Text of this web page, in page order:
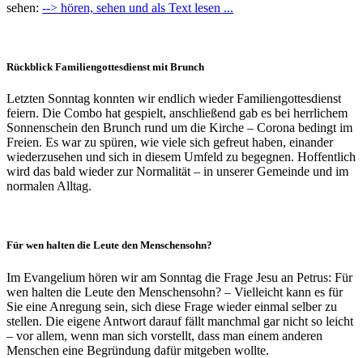
sehen: --> hören, sehen und als Text lesen ...
Rückblick Familiengottesdienst mit Brunch
Letzten Sonntag konnten wir endlich wieder Familiengottesdienst
feiern. Die Combo hat gespielt, anschließend gab es bei herrlichem
Sonnenschein den Brunch rund um die Kirche – Corona bedingt im
Freien. Es war zu spüren, wie viele sich gefreut haben, einander
wiederzusehen und sich in diesem Umfeld zu begegnen. Hoffentlich
wird das bald wieder zur Normalität – in unserer Gemeinde und im
normalen Alltag.
Für wen halten die Leute den Menschensohn?
Im Evangelium hören wir am Sonntag die Frage Jesu an Petrus: Für
wen halten die Leute den Menschensohn? – Vielleicht kann es für
Sie eine Anregung sein, sich diese Frage wieder einmal selber zu
stellen. Die eigene Antwort darauf fällt manchmal gar nicht so leicht
– vor allem, wenn man sich vorstellt, dass man einem anderen
Menschen eine Begründung dafür mitgeben wollte.